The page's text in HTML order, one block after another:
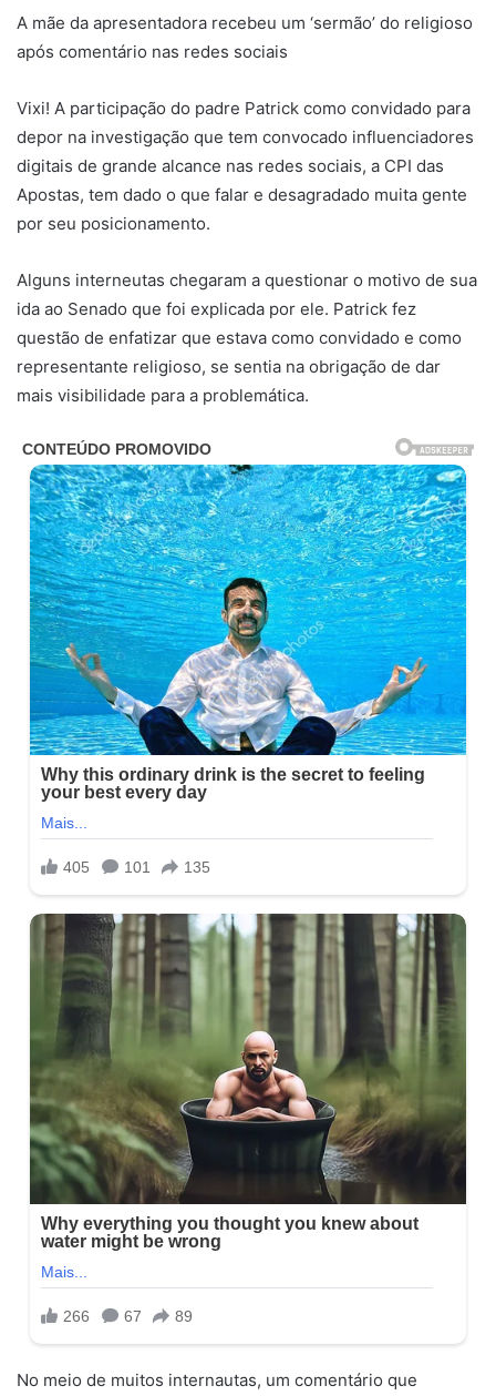
A mãe da apresentadora recebeu um ‘sermão’ do religioso
após comentário nas redes sociais
Vixi! A participação do padre Patrick como convidado para
depor na investigação que tem convocado influenciadores
digitais de grande alcance nas redes sociais, a CPI das
Apostas, tem dado o que falar e desagradado muita gente
por seu posicionamento.
Alguns interneutas chegaram a questionar o motivo de sua
ida ao Senado que foi explicada por ele. Patrick fez
questão de enfatizar que estava como convidado e como
representante religioso, se sentia na obrigação de dar
mais visibilidade para a problemática.
No meio de muitos internautas, um comentário que